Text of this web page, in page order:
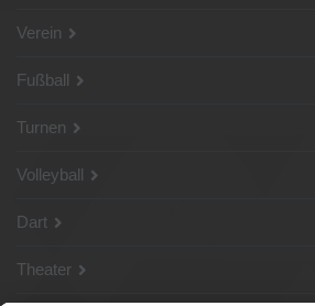
Verein
Fußball
Turnen
Volleyball
Dart
Theater